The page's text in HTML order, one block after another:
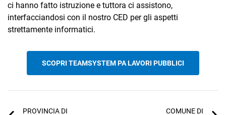
ci hanno fatto istruzione e tuttora ci assistono,
interfacciandosi con il nostro CED per gli aspetti
strettamente informatici.
SCOPRI TEAMSYSTEM PA LAVORI PUBBLICI
PROVINCIA DI
COMUNE DI